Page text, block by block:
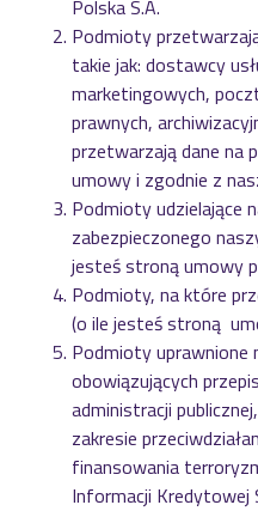
Polska S.A.
Podmioty
takie jak: dostawcy
marketingowych,
prawnych,
przetwarzają dane na
umowy i zgodnie z
Podmioty udzielające
zabezpieczonego
jesteś stroną umowy
Podmioty, na które
(o ile jesteś stroną
Podmioty uprawnione
obowiązujących
administracji
zakresie
finansowania
Informacji Kredytowej